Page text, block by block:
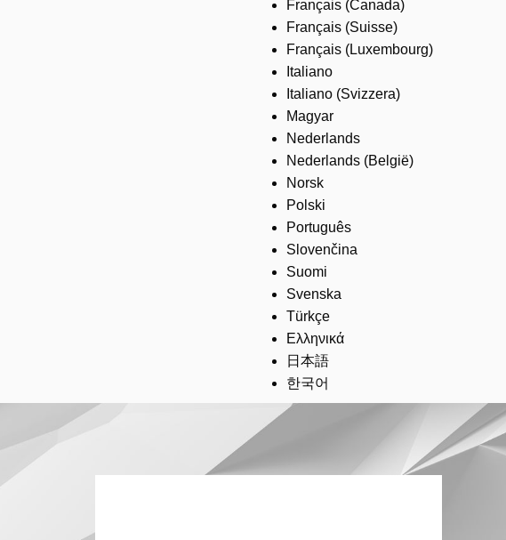
Français (Canada)
Français (Suisse)
Français (Luxembourg)
Italiano
Italiano (Svizzera)
Magyar
Nederlands
Nederlands (België)
Norsk
Polski
Português
Slovenčina
Suomi
Svenska
Türkçe
Ελληνικά
日本語
한국어